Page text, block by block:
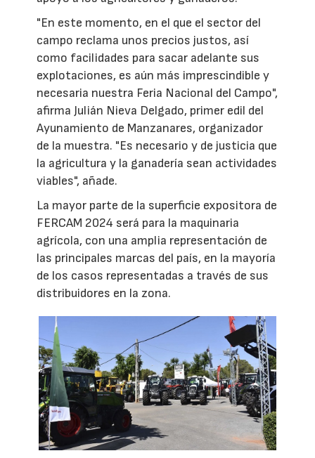
"En este momento, en el que el sector del
campo reclama unos precios justos, así
como facilidades para sacar adelante sus
explotaciones, es aún más imprescindible y
necesaria nuestra Feria Nacional del Campo",
afirma Julián Nieva Delgado, primer edil del
Ayunamiento de Manzanares, organizador
de la muestra. "Es necesario y de justicia que
la agricultura y la ganadería sean actividades
viables", añade.
La mayor parte de la superficie expositora de
FERCAM 2024 será para la maquinaria
agrícola, con una amplia representación de
las principales marcas del país, en la mayoría
de los casos representadas a través de sus
distribuidores en la zona.